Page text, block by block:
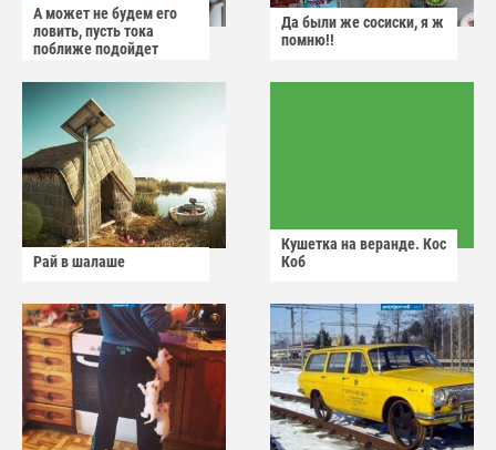
А может не будем его
ловить, пусть тока
поближе подойдет
Да были же сосиски, я ж
помню!!
Рай в шалаше
Кушетка на веранде. Кос
Коб